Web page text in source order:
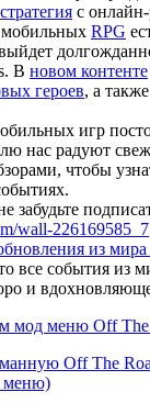
стратегия с
RPG
В новом контенте
героев, а
игр
нас радуют
чтобы
забудьте
wall-226169585_7
из
все события из
и
мод меню Off
Off The
меню)